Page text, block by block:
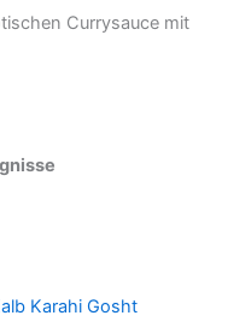
Currysauce mit